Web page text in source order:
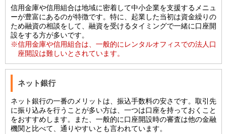
信用金庫や信用組合は地域に密着して中小企業を支援するメニュ
ーが豊富にあるのが特徴です。特に、起業した当初は資金繰りの
ため融資の相談をして、融資を受けるタイミングで一緒に口座開
設をする方が多いです。
※信用金庫や信用組合は、一般的にレンタルオフィスでの法人口
座開設は難しいとされています。
ネット銀行
ネット銀行の一番のメリットは、振込手数料の安さです。取引先
に振り込みを行うことが多い方は、一つは口座を持っておくこと
をおすすめします。また、一般的に口座開設時の審査は他の金融
機関と比べて、通りやすいとも言われています。